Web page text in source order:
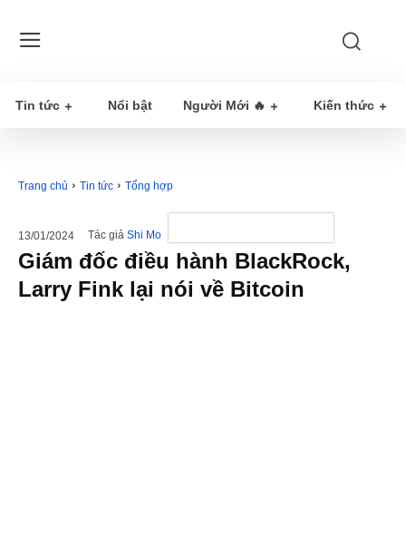
Tin tức Nổi bật Người Mới 🔥 Kiến thức
Trang chủ Tin tức Tổng hợp
13/01/2024 Tác giả Shi Mo
Giám đốc điều hành BlackRock,
Larry Fink lại nói về Bitcoin